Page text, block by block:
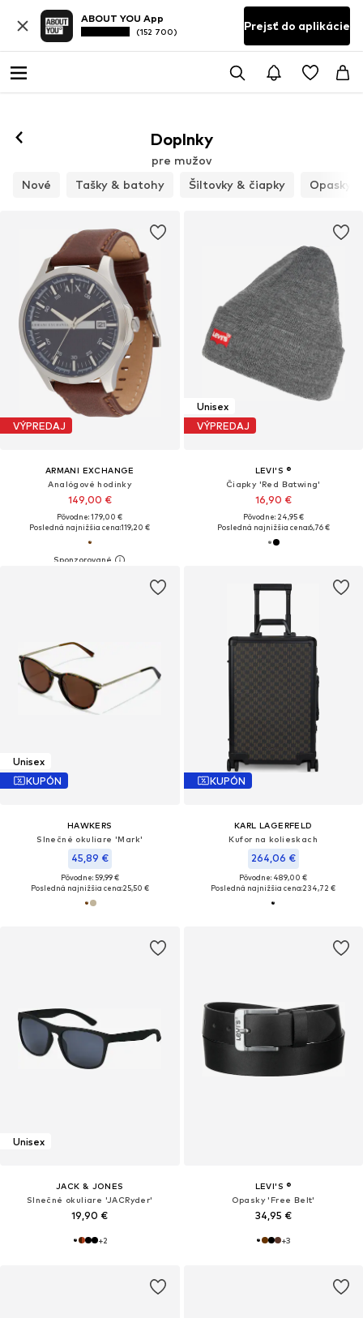
ABOUT YOU App
(152 700) Prejsť do aplikácie
Doplnky
pre mužov
Nové
Tašky & batohy Šiltovky & čiapky Opasky
VÝPREDAJ
ARMANI EXCHANGE
Analógové hodinky
149,00 €
Pôvodne: 179,00 €
Posledná najnižšia cena:119,20 €
Unisex
VÝPREDAJ
LEVI'S ®
Čiapky 'Red Batwing'
16,90 €
Pôvodne: 24,95 €
Posledná najnižšia cena:6,76 €
Unisex
KUPÓN
HAWKERS
Slnečné okuliare 'Mark'
45,89 €
Pôvodne: 59,99 €
Posledná najnižšia cena:25,50 €
KUPÓN
KARL LAGERFELD
Kufor na kolieskach
264,06 €
Pôvodne: 489,00 €
Posledná najnižšia cena:234,72 €
Unisex
JACK & JONES
Slnečné okuliare 'JACRyder'
19,90 €
+2
LEVI'S ®
Opasky 'Free Belt'
34,95 €
+3